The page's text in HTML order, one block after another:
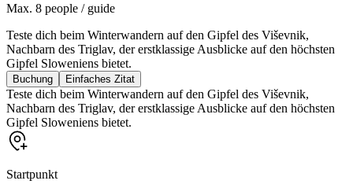
Max. 8 people / guide
Teste dich beim Winterwandern auf den Gipfel des Viševnik,
Nachbarn des Triglav, der erstklassige Ausblicke auf den höchsten
Gipfel Sloweniens bietet.
Buchung Einfaches Zitat
Teste dich beim Winterwandern auf den Gipfel des Viševnik,
Nachbarn des Triglav, der erstklassige Ausblicke auf den höchsten
Gipfel Sloweniens bietet.
Startpunkt